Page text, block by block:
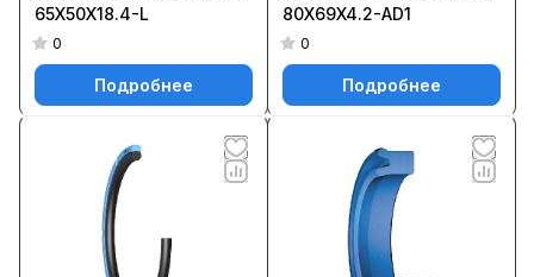
65X50X18.4-L
0
Подробнее
80X69X4.2-AD1
0
Подробнее